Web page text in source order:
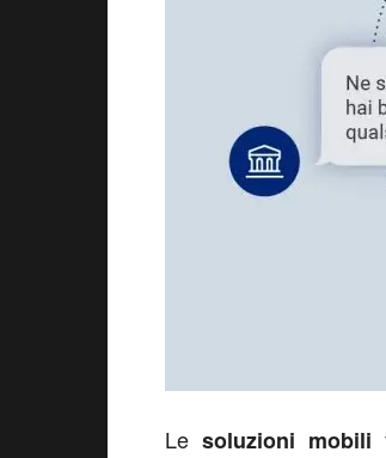
Le soluzioni mobili